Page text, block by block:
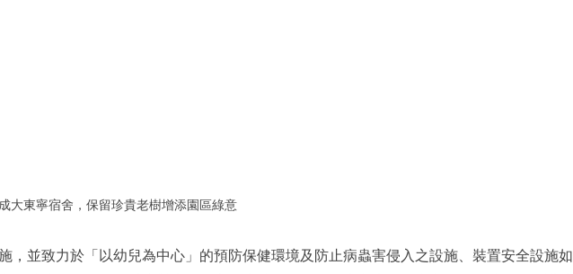
大東寧宿舍，保留珍貴老樹增添園區綠意
並致力於「以幼兒為中心」的預防保健環境及防止病蟲害侵入之設施、裝置安全設施如